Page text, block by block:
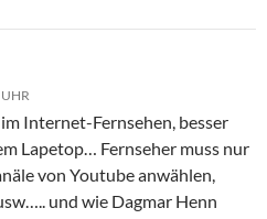
Internet-Fernsehen, besser
Lapetop… Fernseher muss nur
von Youtube anwählen,
und wie Dagmar Henn